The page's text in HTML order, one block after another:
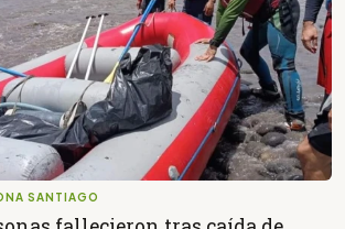
SANTIAGO